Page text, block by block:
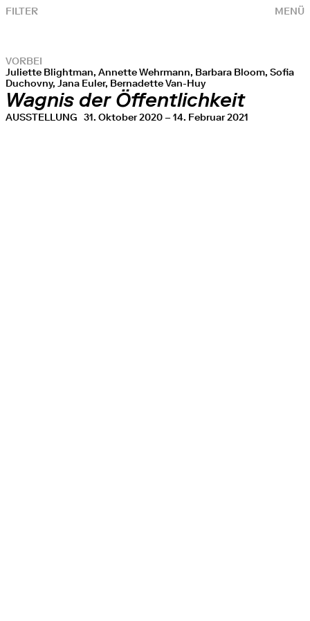
MENÜ
FILTER
VORBEI
Juliette Blightman, Annette Wehrmann, Barbara Bloom, Sofia
Duchovny, Jana Euler, Bernadette Van-Huy
Wagnis der Öffentlichkeit
AUSSTELLUNG 31. Oktober 2020 – 14. Februar 2021